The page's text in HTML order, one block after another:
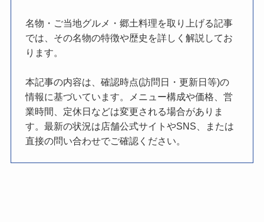
名物・ご当地グルメ・郷土料理を取り上げる記事
では、その名物の特徴や歴史を詳しく解説してお
ります。
本記事の内容は、確認時点(訪問日・更新日等)の
情報に基づいています。メニュー構成や価格、営
業時間、定休日などは変更される場合がありま
す。最新の状況は店舗公式サイトやSNS、または
直接の問い合わせでご確認ください。